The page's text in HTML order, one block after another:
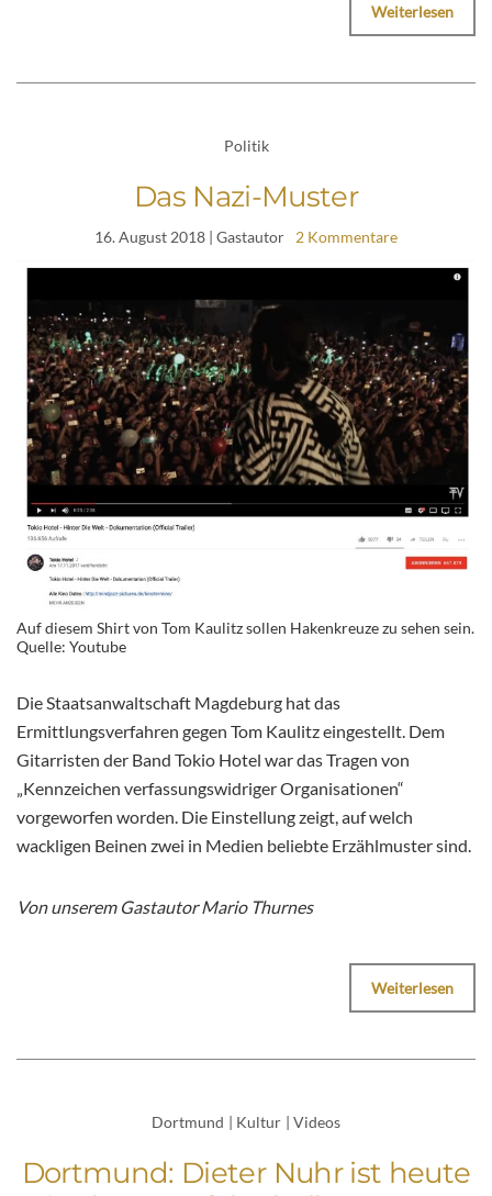
Weiterlesen
Politik
Das Nazi-Muster
16. August 2018 | Gastautor 2 Kommentare
Auf diesem Shirt von Tom Kaulitz sollen Hakenkreuze zu sehen sein.
Quelle: Youtube
Die Staatsanwaltschaft Magdeburg hat das
Ermittlungsverfahren gegen Tom Kaulitz eingestellt. Dem
Gitarristen der Band Tokio Hotel war das Tragen von
„Kennzeichen verfassungswidriger Organisationen“
vorgeworfen worden. Die Einstellung zeigt, auf welch
wackligen Beinen zwei in Medien beliebte Erzählmuster sind.
Von unserem Gastautor Mario Thurnes
Weiterlesen
Dortmund | Kultur | Videos
Dortmund: Dieter Nuhr ist heute